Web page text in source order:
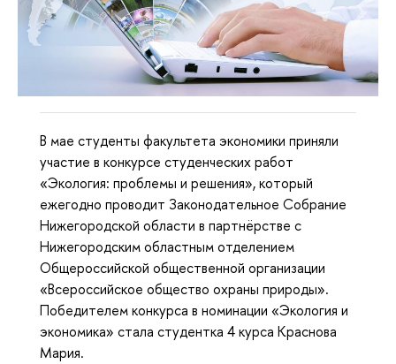
В мае студенты факультета экономики приняли
участие в конкурсе студенческих работ
«Экология: проблемы и решения», который
ежегодно проводит Законодательное Собрание
Нижегородской области в партнёрстве с
Нижегородским областным отделением
Общероссийской общественной организации
«Всероссийское общество охраны природы».
Победителем конкурса в номинации «Экология и
экономика» стала студентка 4 курса Краснова
Мария.